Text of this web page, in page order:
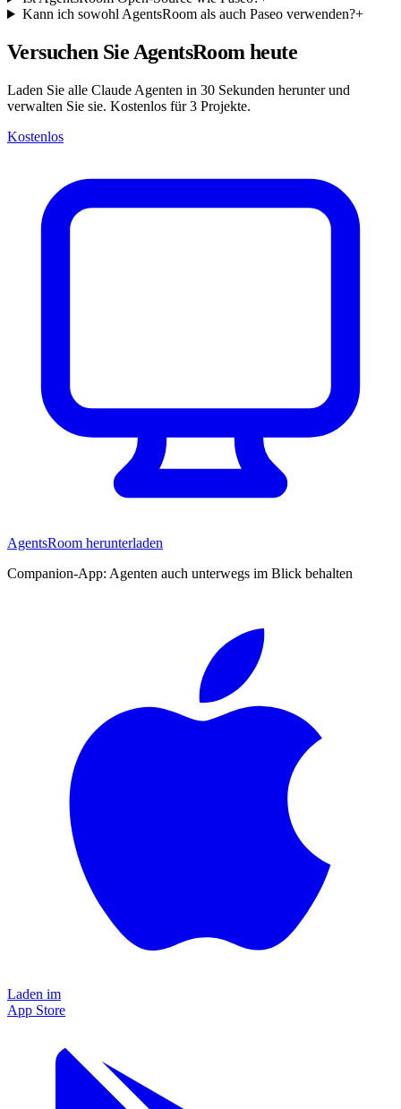
Kann ich sowohl AgentsRoom als auch Paseo verwenden?+
Versuchen Sie AgentsRoom heute
Laden Sie alle Claude Agenten in 30 Sekunden herunter und
verwalten Sie sie. Kostenlos für 3 Projekte.
Kostenlos
AgentsRoom herunterladen
Companion-App: Agenten auch unterwegs im Blick behalten
Laden im
App Store